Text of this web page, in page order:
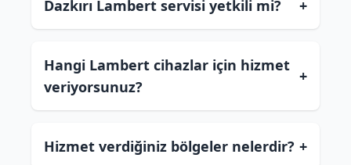
Dazkırı Lambert servisi yetkili mi? +
Hangi Lambert cihazlar için hizmet
veriyorsunuz?
+
Hizmet verdiğiniz bölgeler nelerdir? +